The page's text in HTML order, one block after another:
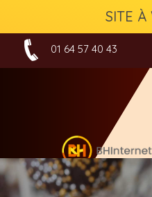
SITE À
01 64 57 40 43